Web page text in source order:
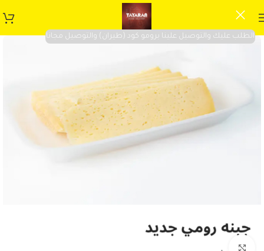
الطلب عليك والتوصيل علينا برومو كود (طيران) والتوصيل مجانا